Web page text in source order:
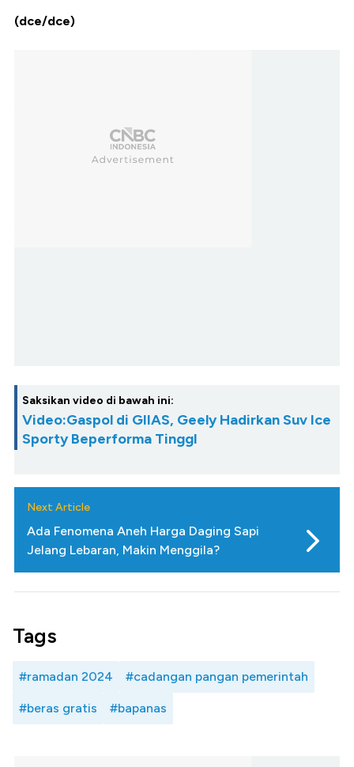
(dce/dce)
Saksikan video di bawah ini:
Video:Gaspol di GIIAS, Geely Hadirkan Suv Ice
Sporty Beperforma TinggI
Next Article
Ada Fenomena Aneh Harga Daging Sapi
Jelang Lebaran, Makin Menggila?
Tags
#ramadan 2024 #cadangan pangan pemerintah
#beras gratis #bapanas